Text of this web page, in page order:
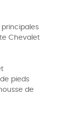
principales
Chevalet
pieds
de